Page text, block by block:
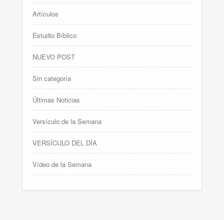
Artículos
Estudio Bíblico
NUEVO POST
Sin categoría
Últimas Noticias
Versículo de la Semana
VERSÍCULO DEL DÍA
Vídeo de la Semana